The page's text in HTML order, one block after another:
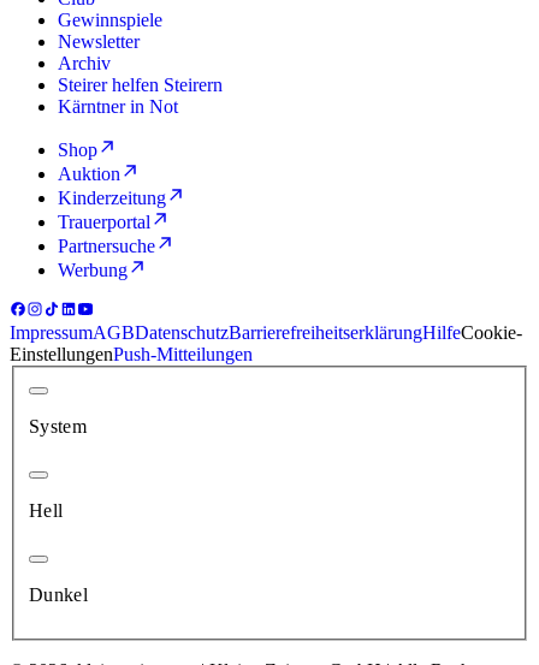
Gewinnspiele
Newsletter
Archiv
Steirer helfen Steirern
Kärntner in Not
Shop
Auktion
Kinderzeitung
Trauerportal
Partnersuche
Werbung
ImpressumAGBDatenschutzBarrierefreiheitserklärungHilfeCookie-
EinstellungenPush-Mitteilungen
System
Hell
Dunkel